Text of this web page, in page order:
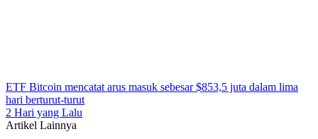
ETF Bitcoin mencatat arus masuk sebesar $853,5 juta dalam lima
hari berturut-turut
2 Hari yang Lalu
Artikel Lainnya